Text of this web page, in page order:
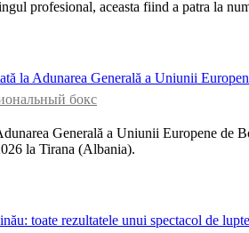
profesional, aceasta fiind a patra la
la Adunarea Generală a Uniunii
бокс
Generală a Uniunii Europene de
la Tirana (Albania).
toate rezultatele unui spectacol de